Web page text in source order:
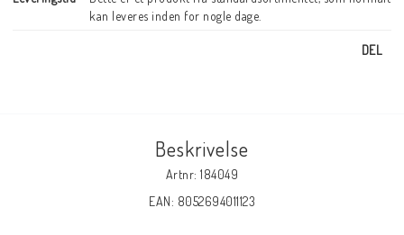
kan leveres inden for nogle dage.
DEL
Beskrivelse
Artnr: 184049
EAN: 8052694011123